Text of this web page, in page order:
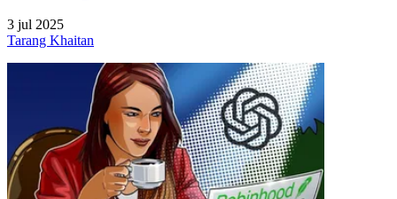
3 jul 2025
Tarang Khaitan